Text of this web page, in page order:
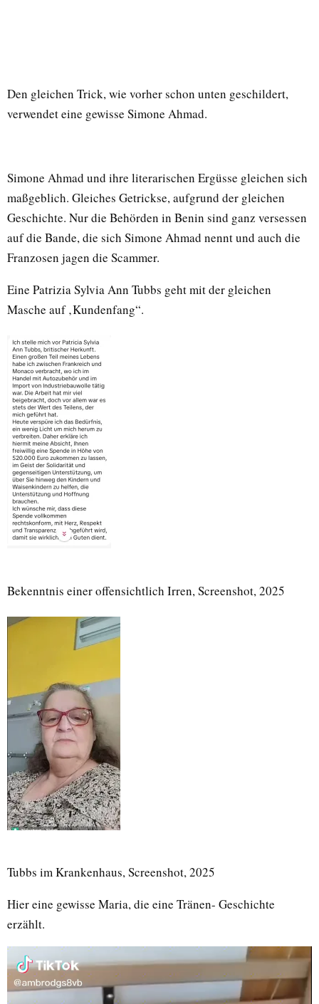
Den gleichen Trick, wie vorher schon unten geschildert,
verwendet eine gewisse Simone Ahmad.
Simone Ahmad und ihre literarischen Ergüsse gleichen sich
maßgeblich. Gleiches Getrickse, aufgrund der gleichen
Geschichte. Nur die Behörden in Benin sind ganz versessen
auf die Bande, die sich Simone Ahmad nennt und auch die
Franzosen jagen die Scammer.
Eine Patrizia Sylvia Ann Tubbs geht mit der gleichen
Masche auf ‚Kundenfang“.
Bekenntnis einer offensichtlich Irren, Screenshot, 2025
Tubbs im Krankenhaus, Screenshot, 2025
Hier eine gewisse Maria, die eine Tränen- Geschichte
erzählt.
V
i
d